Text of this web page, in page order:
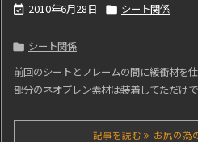
 2010年6月28日  シート関係
 シート関係
前回のシートとフレームの間に緩衝材を
部分のネオプレン素材は装着してただけ
記事を読む お尻の為